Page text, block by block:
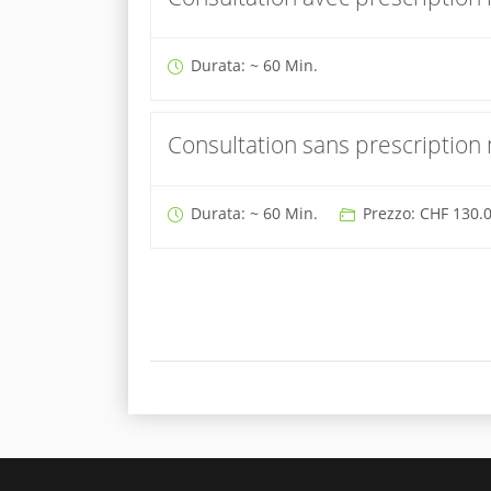
Durata: ~ 60 Min.
Consultation sans prescription
Durata: ~ 60 Min. Prezzo: CHF